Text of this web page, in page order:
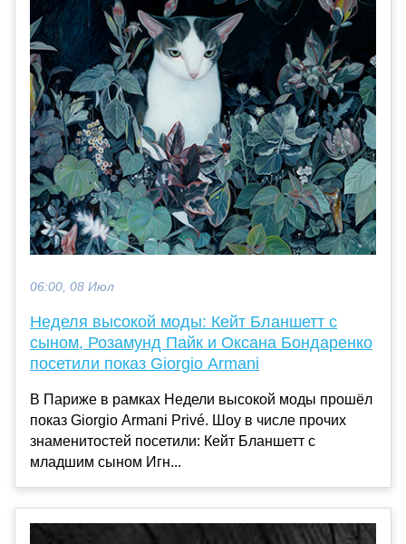
06:00, 08 Июл
Неделя высокой моды: Кейт Бланшетт с
сыном, Розамунд Пайк и Оксана Бондаренко
посетили показ Giorgio Armani
В Париже в рамках Недели высокой моды прошёл
показ Giorgio Armani Privé. Шоу в числе прочих
знаменитостей посетили: Кейт Бланшетт с
младшим сыном Игн...